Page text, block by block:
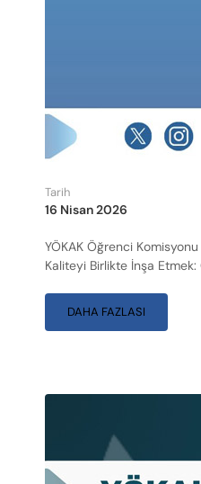
Tarih
16 Nisan 2026
YÖKAK Öğrenci
Kaliteyi Birlikte İnşa
DAHA FAZLASI